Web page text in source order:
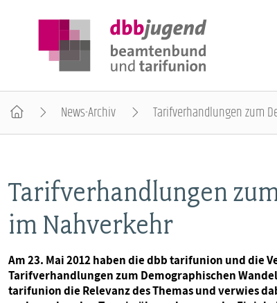
POSITIONEN
INTERNATIONALES
News-Archiv Tarifverhandlungen zum
Tarifverhandlungen
im Nahverkehr
Am 23. Mai 2012 haben die dbb tarifunion und die
Tarifverhandlungen zum Demographischen
tarifunion die Relevanz des Themas und verwies